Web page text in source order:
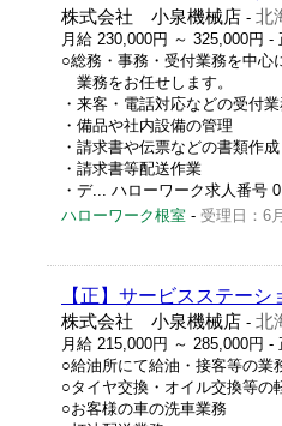
株式会社 小泉機械店 - 北
月給 230,000円 ～ 325,000円 -
○総務・事務・受付業務を中心
業務をお任せします。
・来客・電話対応などの受付
・備品や社内設備の管理
・請求書や伝票などの書類作
・請求書等配送作業
・デ... ハローワーク求人番号
ハローワーク根室 - 受理日：6
【正】サービスステー
株式会社 小泉機械店 - 北
月給 215,000円 ～ 285,000円 -
○給油所にて給油・接客等の業
○タイヤ交換・オイル交換等の
○お客様の車の洗車業務